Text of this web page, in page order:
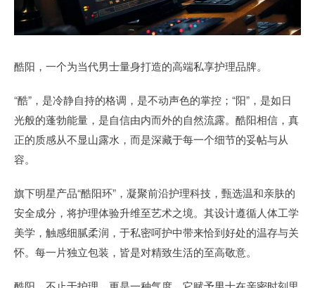
酷阳，一个为当代男士量身打造的高端私享护理品牌。
“酷”，是冷静自持的格调，是不动声色的掌控；“阳”，是如日
光般的蓬勃能量，是自信由内而外的自然流露。酷阳相信，真
正的质感从不显山露水，而是深藏于每一个细节的妥帖与从
容。
旗下明星产品“酷阳环”，凝聚前沿护理科技，甄选温和亲肤的
安全成分，将护理体验升维至艺术之境。其设计遵循人体工学
美学，触感细腻柔润，于私密呵护中带来恰到好处的温存与关
怀。每一片独立包装，皆是对精致生活的至高敬意。